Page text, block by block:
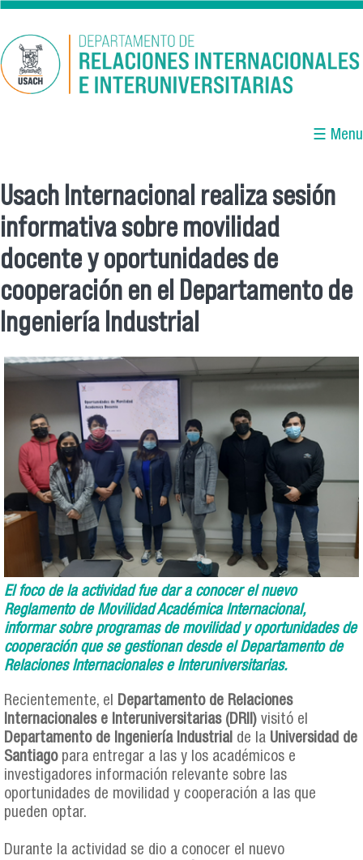
Pasar al contenido principal
☰ Menu
Se encuentra usted aquí
Usach Internacional realiza sesión
informativa sobre movilidad
docente y oportunidades de
cooperación en el Departamento de
Ingeniería Industrial
El foco de la actividad fue dar a conocer el nuevo
Reglamento de Movilidad Académica Internacional,
informar sobre programas de movilidad y oportunidades de
cooperación que se gestionan desde el Departamento de
Relaciones Internacionales e Interuniversitarias.
Recientemente, el
Departamento de Relaciones
Internacionales e Interuniversitarias (DRII) visitó el
Departamento de Ingeniería Industrial de la Universidad de
Santiagopara entregar a las y los académicos e
investigadores información relevante sobre las
oportunidades de movilidad y cooperación a las que
pueden optar.
Durante la actividad se dio a conocer el nuevo